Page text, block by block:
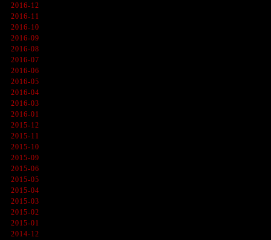
2016-12
2016-11
2016-10
2016-09
2016-08
2016-07
2016-06
2016-05
2016-04
2016-03
2016-01
2015-12
2015-11
2015-10
2015-09
2015-06
2015-05
2015-04
2015-03
2015-02
2015-01
2014-12